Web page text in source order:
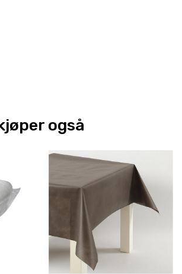
også